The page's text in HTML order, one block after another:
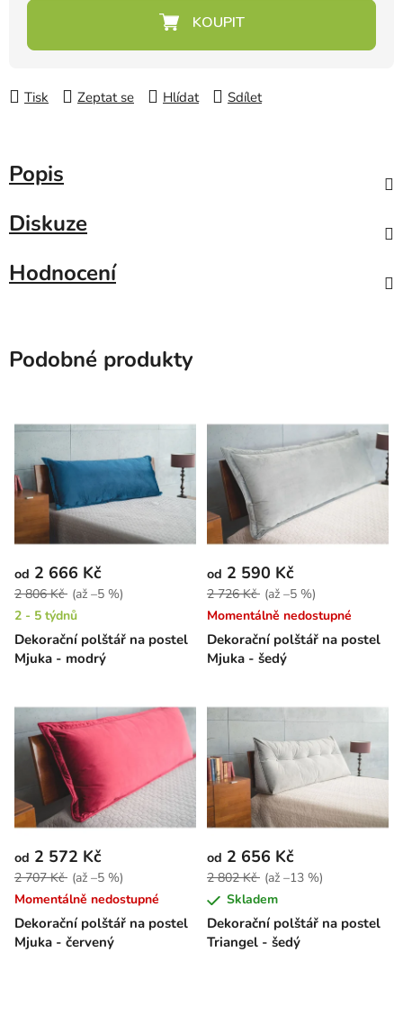
Měrná cena:
Tisk Zeptat se Hlídat Sdílet
Popis
Diskuze
Hodnocení
Podobné produkty
Dekorační polštář na postel
Mjuka - modrý
od 2 666 Kč
2 806 Kč (až –5 %)
2 - 5 týdnů
Dekorační polštář na postel
Mjuka - šedý
od 2 590 Kč
2 726 Kč (až –5 %)
Momentálně nedostupné
Dekorační polštář na postel
Mjuka - červený
od 2 572 Kč
2 707 Kč (až –5 %)
Momentálně nedostupné
Dekorační polštář na postel
Triangel - šedý
od 2 656 Kč
2 802 Kč (až –13 %)
Skladem